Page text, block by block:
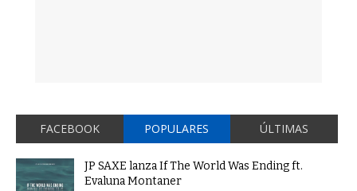
FACEBOOK POPULARES ÚLTIMAS
JP SAXE lanza If The World Was Ending ft.
Evaluna Montaner